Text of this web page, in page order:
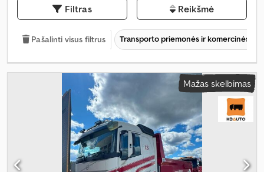
Filtras Reikšmė
Pašalinti visus filtrus Transporto priemonės ir komercinės
Mažas skelbimas